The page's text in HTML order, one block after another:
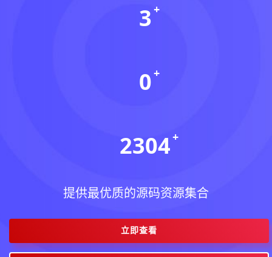
3
0
2304
提供最优质的源码资源集合
立即查看